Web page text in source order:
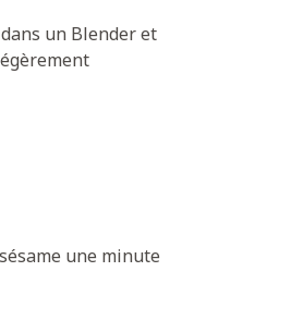
un Blender et
une minute